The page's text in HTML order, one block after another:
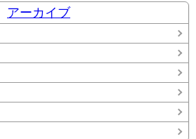
アーカイブ